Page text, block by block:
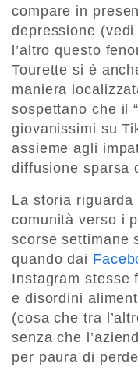
compare in
depressione
l’altro questo
Tourette si è
maniera
sospettano che il
giovanissimi su
assieme agli
diffusione sparsa
La storia riguarda
comunità verso i
scorse settimane
quando dai
Instagram stesse
e disordini
(cosa che tra
senza che
per paura di